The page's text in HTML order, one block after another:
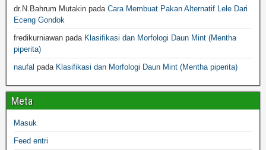
dr.N.Bahrum Mutakin pada Cara Membuat Pakan Alternatif Lele Dari
Eceng Gondok
fredikurniawan pada Klasifikasi dan Morfologi Daun Mint (Mentha
piperita)
naufal pada Klasifikasi dan Morfologi Daun Mint (Mentha piperita)
Meta
Masuk
Feed entri